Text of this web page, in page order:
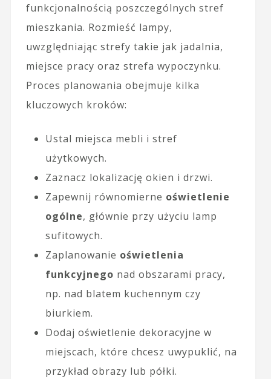
funkcjonalnością poszczególnych stref
mieszkania. Rozmieść lampy,
uwzględniając strefy takie jak jadalnia,
miejsce pracy oraz strefa wypoczynku.
Proces planowania obejmuje kilka
kluczowych kroków:
Ustal miejsca mebli i stref
użytkowych.
Zaznacz lokalizację okien i drzwi.
Zapewnij równomierne oświetlenie
ogólne, głównie przy użyciu lamp
sufitowych.
Zaplanowanie oświetlenia
funkcyjnego nad obszarami pracy,
np. nad blatem kuchennym czy
biurkiem.
Dodaj oświetlenie dekoracyjne w
miejscach, które chcesz uwypuklić, na
przykład obrazy lub półki.